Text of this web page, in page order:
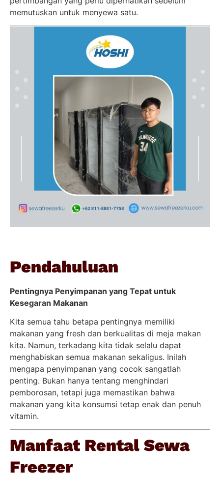
memutuskan untuk menyewa satu.
Pendahuluan
Pentingnya Penyimpanan yang Tepat untuk
Kesegaran Makanan
Kita semua tahu betapa pentingnya memiliki
makanan yang fresh dan berkualitas di meja makan
kita. Namun, terkadang kita tidak selalu dapat
menghabiskan semua makanan sekaligus. Inilah
mengapa penyimpanan yang cocok sangatlah
penting. Bukan hanya tentang menghindari
pemborosan, tetapi juga memastikan bahwa
makanan yang kita konsumsi tetap enak dan penuh
vitamin.
Manfaat Rental Sewa
Freezer